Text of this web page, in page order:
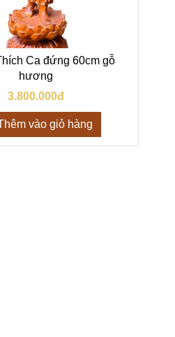
Ca đứng 60cm gỗ
hương
3.800.000đ
vào giỏ hàng